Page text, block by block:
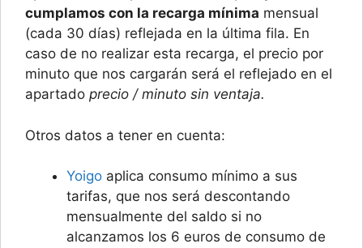
cumplamos con la recarga mínima mensual
(cada 30 días) reflejada en la última fila. En
caso de no realizar esta recarga, el precio por
minuto que nos cargarán será el reflejado en el
apartado precio / minuto sin ventaja.
Otros datos a tener en cuenta:
Yoigo aplica consumo mínimo a sus
tarifas, que nos será descontando
mensualmente del saldo si no
alcanzamos los 6 euros de consumo de